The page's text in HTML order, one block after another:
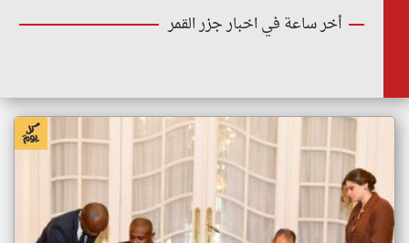
أخر ساعة في اخبار جزر القمر